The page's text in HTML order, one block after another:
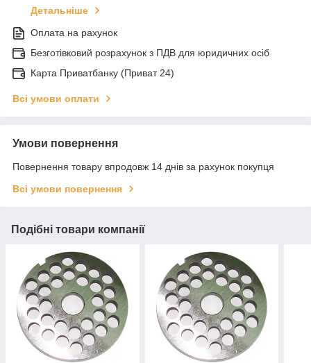
Детальніше
Оплата на рахунок
Безготівковий розрахунок з ПДВ для юридичних осіб
Карта Приватбанку (Приват 24)
Всі умови оплати
Умови повернення
Повернення товару впродовж 14 днів за рахунок покупця
Всі умови повернення
Подібні товари компанії